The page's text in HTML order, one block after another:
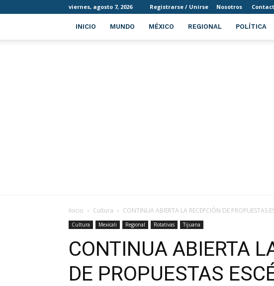
viernes, agosto 7, 2026 Registrarse / Unirse Nosotros
INICIO MUNDO MÉXICO REGIONAL POLÍTICA
Inicio Cultura CONTINUA ABIERTA LA RECEPCIÓN DE PROPUESTAS
Cultura Mexicali Regional Rotativas Tijuana
CONTINUA ABIERTA
DE PROPUESTAS